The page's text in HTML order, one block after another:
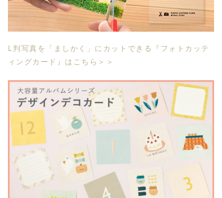
L判写真を「ましかく」にカットできる『フォトカッテ
ィングカード』はこちら＞＞